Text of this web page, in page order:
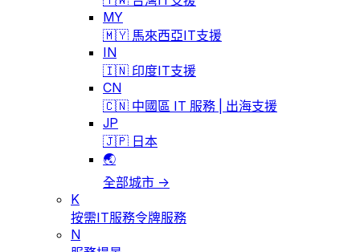
MY
🇲🇾 馬來西亞IT支援
IN
🇮🇳 印度IT支援
CN
🇨🇳 中國區 IT 服務 | 出海支援
JP
🇯🇵 日本
🌏
全部城市 →
K
按需IT服務令牌服務
N